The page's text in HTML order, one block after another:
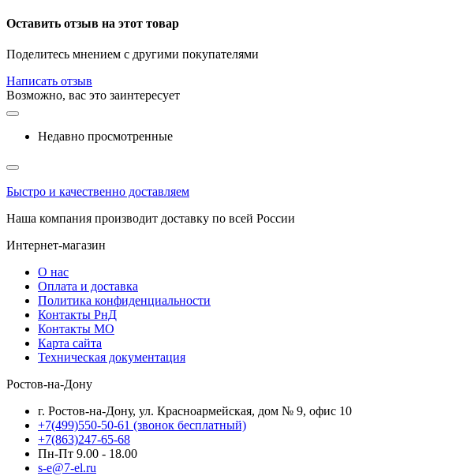
Оставить отзыв на этот товар
Поделитесь мнением с другими покупателями
Написать отзыв
Возможно, вас это заинтересует
Недавно просмотренные
Быстро и качественно доставляем
Наша компания производит доставку по всей России
Интернет-магазин
О нас
Оплата и доставка
Политика конфиденциальности
Контакты РнД
Контакты МО
Карта сайта
Техническая документация
Ростов-на-Дону
г. Ростов-на-Дону, ул. Красноармейская, дом № 9, офис 10
+7(499)550-50-61 (звонок бесплатный)
+7(863)247-65-68
Пн-Пт 9.00 - 18.00
s-e@7-el.ru